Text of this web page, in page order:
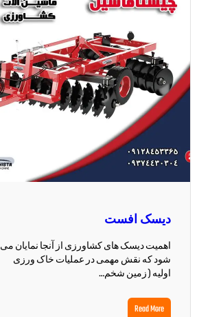
دیسک افست
اهمیت دیسک های کشاورزی از آنجا نمایان می
شود که نقش مهمی در عملیات خاک ورزی
اولیه ( زمین شخم…
Read More